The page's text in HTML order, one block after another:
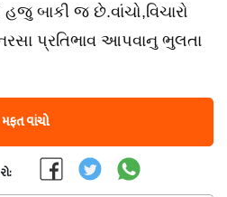
બાકી જ છે.વાંચો,વિચારો
પ્રતિભાવ આપવાનુ ભુલતા
મફત વાંચો